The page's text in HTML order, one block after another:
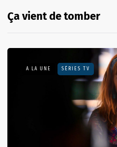
Ça vient de tomber
A LA UNE SÉRIES TV